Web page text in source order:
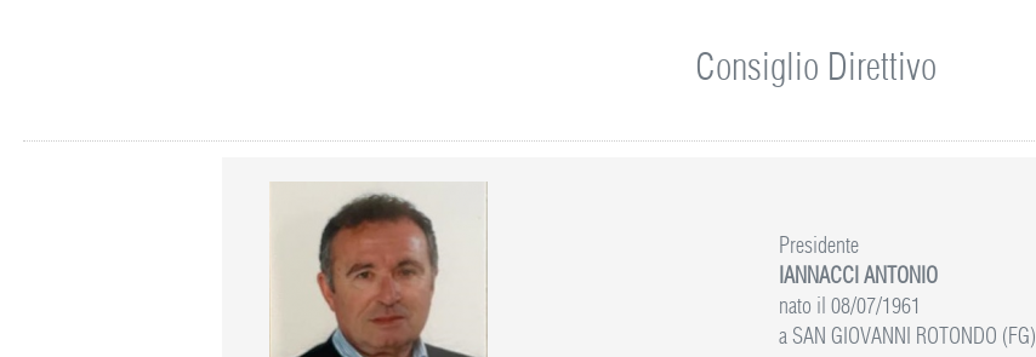
Consiglio Direttivo
Presidente
IANNACCI ANTONIO
nato il 08/07/1961
a SAN GIOVANNI ROTONDO (FG)